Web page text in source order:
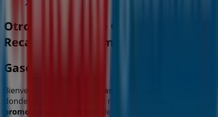
Otros negocios de Coches, Motos y
Recambios en Zumarraga
Gasolinera Eroski
Bienvenido a la tienda de Gasolinera Eroski
donde podrás descubrir las mejores
promociones
de esta destacada marca del